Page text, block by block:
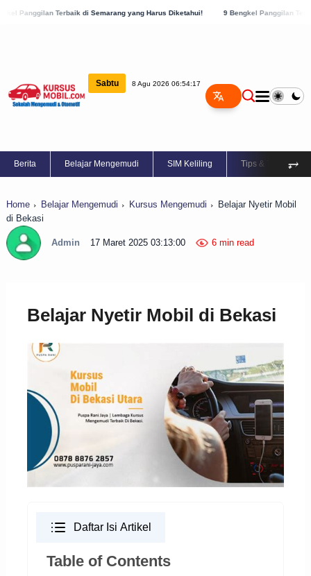
di Semarang yang Harus Diketahui! 9 Bengkel Panggilan Terbaik di Kabupaten
Sabtu 8 Agu 2026 06:54:18
Berita Belajar Mengemudi SIM Keliling Tips & Trik ⥅
Home Belajar Mengemudi Kursus Mengemudi
Belajar Nyetir Mobil
di Bekasi
Admin 17 Maret 2025 03:13:00 6 min read
Belajar Nyetir Mobil di Bekasi
Daftar Isi Artikel
Table of Contents